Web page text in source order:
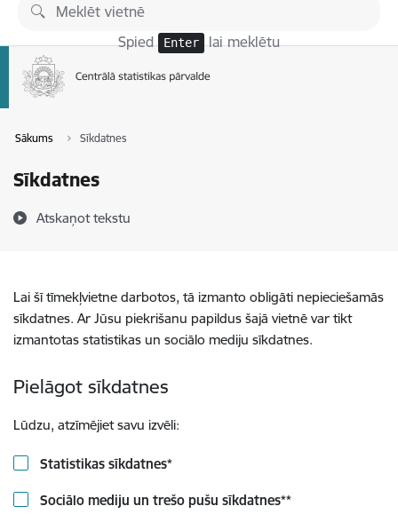
Pāriet uz lapas saturu
Spied Enter lai meklētu
Sākums Sīkdatnes
Sīkdatnes
Atskaņot tekstu
Lai šī tīmekļvietne darbotos, tā izmanto obligāti nepieciešamās
sīkdatnes. Ar Jūsu piekrišanu papildus šajā vietnē var tikt
izmantotas statistikas un sociālo mediju sīkdatnes.
Pielāgot sīkdatnes
Lūdzu, atzīmējiet savu izvēli:
Statistikas sīkdatnes*
Sociālo mediju un trešo pušu sīkdatnes**